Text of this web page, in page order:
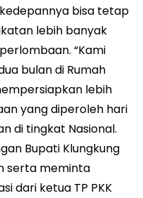
bisa tetap
lebih banyak
“Kami
bulan di Rumah
lebih
yang diperoleh hari
di tingkat Nasional.
Bupati Klungkung
serta meminta
dari ketua TP PKK